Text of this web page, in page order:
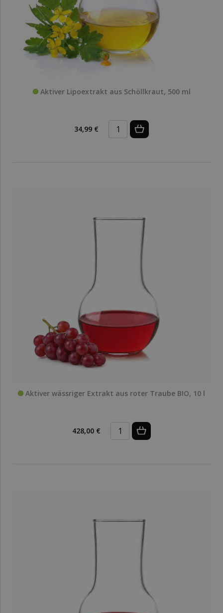
Aktiver Lipoextrakt aus Schöllkraut, 500 ml
34,99 €
Aktiver wässriger Extrakt aus roter Traube BIO, 10 l
428,00 €